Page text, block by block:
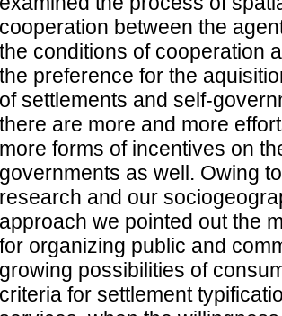
cooperation between the
the conditions of cooperation
the preference for the
of settlements and self-
there are more and more
more forms of incentives on
governments as well. Owing
research and our
approach we pointed out the
for organizing public and
growing possibilities of
criteria for settlement